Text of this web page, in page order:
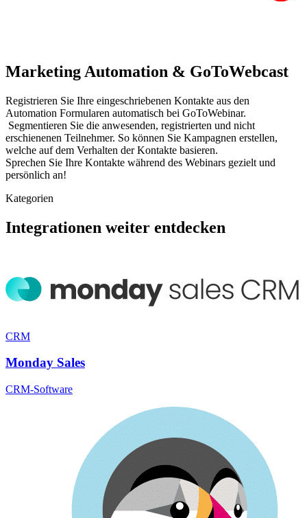
Marketing Automation & GoToWebcast
Registrieren Sie Ihre eingeschriebenen Kontakte aus den
Automation Formularen automatisch bei GoToWebinar.
Segmentieren Sie die anwesenden, registrierten und nicht
erschienenen Teilnehmer. So können Sie Kampagnen erstellen,
welche auf dem Verhalten der Kontakte basieren.
Sprechen Sie Ihre Kontakte während des Webinars gezielt und
persönlich an!
Kategorien
Integrationen weiter entdecken
CRM
Monday Sales
CRM-Software